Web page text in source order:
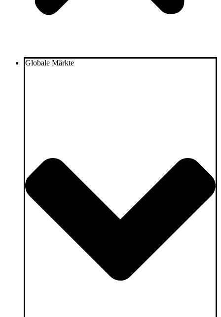
Globale Märkte